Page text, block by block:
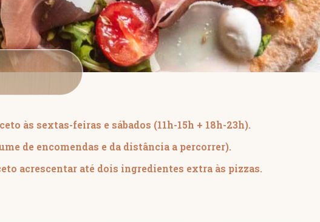
às sextas-feiras e sábados (11h-15h + 18h-23h).
de encomendas e da distância a percorrer).
acrescentar até dois ingredientes extra às pizzas.